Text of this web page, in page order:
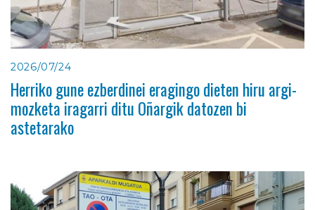
2026/07/24
Herriko gune ezberdinei eragingo dieten hiru argi-
mozketa iragarri ditu Oñargik datozen bi
astetarako